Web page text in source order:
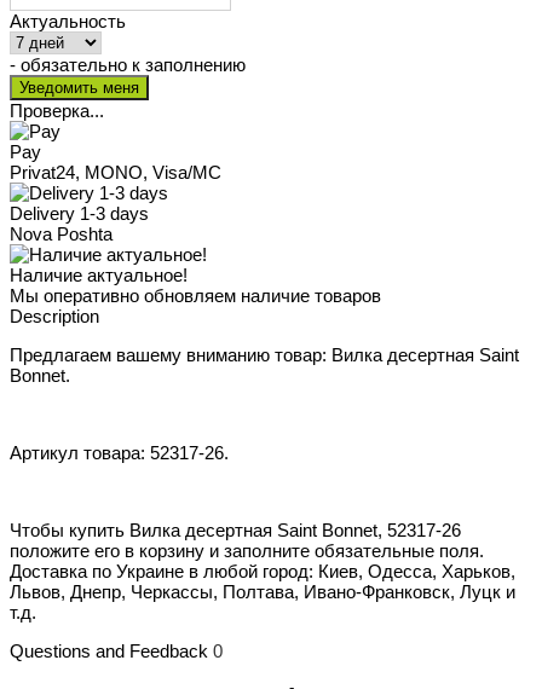
Актуальность
- обязательно к заполнению
Проверка...
Pay
Privat24, MONO, Visa/MC
Delivery 1-3 days
Nova Poshta
Наличие актуальное!
Мы оперативно обновляем наличие товаров
Description
Предлагаем вашему вниманию товар: Вилка десертная Saint
Bonnet.
Артикул товара: 52317-26.
Чтобы купить Вилка десертная Saint Bonnet, 52317-26
положите его в корзину и заполните обязательные поля.
Доставка по Украине в любой город: Киев, Одесса, Харьков,
Львов, Днепр, Черкассы, Полтава, Ивано-Франковск, Луцк и
т.д.
Questions and Feedback 0